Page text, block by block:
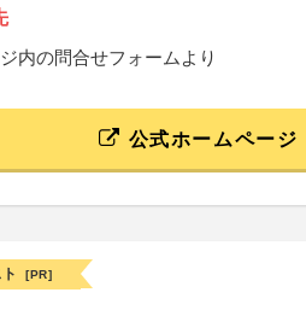
内の問合せフォームより
公式ホームページ
[PR]